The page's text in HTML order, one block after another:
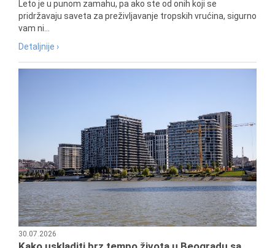
Leto je u punom zamahu, pa ako ste od onih koji se
pridržavaju saveta za preživljavanje tropskih vrućina, sigurno
vam ni...
Detaljnije ›
30.07.2026